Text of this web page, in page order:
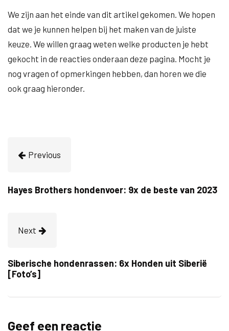
We zijn aan het einde van dit artikel gekomen. We hopen
dat we je kunnen helpen bij het maken van de juiste
keuze. We willen graag weten welke producten je hebt
gekocht in de reacties onderaan deze pagina. Mocht je
nog vragen of opmerkingen hebben, dan horen we die
ook graag hieronder.
Previous
Hayes Brothers hondenvoer: 9x de beste van 2023
Next
Siberische hondenrassen: 6x Honden uit Siberië
[Foto’s]
Geef een reactie